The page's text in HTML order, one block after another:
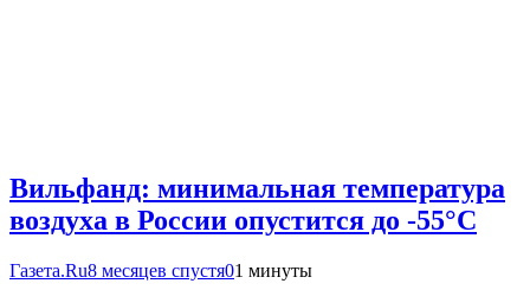
Вильфанд: минимальная температура
воздуха в России опустится до -55°С
Газета.Ru8 месяцев спустя01 минуты